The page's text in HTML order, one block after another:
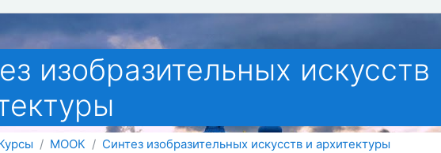
изобразительных искусств
МООК
Синтез изобразительных искусств и архитектуры